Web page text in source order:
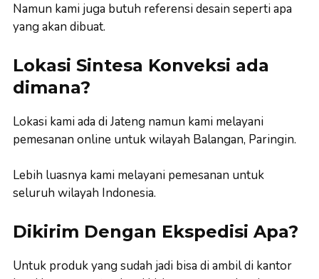
Namun kami juga butuh referensi desain seperti apa
yang akan dibuat.
Lokasi Sintesa Konveksi ada
dimana?
Lokasi kami ada di Jateng namun kami melayani
pemesanan online untuk wilayah Balangan, Paringin.
Lebih luasnya kami melayani pemesanan untuk
seluruh wilayah Indonesia.
Dikirim Dengan Ekspedisi Apa?
Untuk produk yang sudah jadi bisa di ambil di kantor